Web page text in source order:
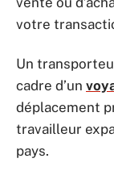
votre
Un
cadre d’un
déplacement
travailleur
pays.